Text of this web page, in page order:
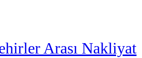
Arası Nakliyat